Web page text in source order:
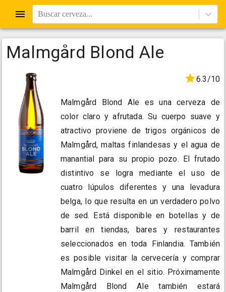
Buscar cerveza...
Malmgård Blond Ale
6.3/10
Malmgård Blond Ale es una cerveza de
color claro y afrutada. Su cuerpo suave y
atractivo proviene de trigos orgánicos de
Malmgård, maltas finlandesas y el agua de
manantial para su propio pozo. El frutado
distintivo se logra mediante el uso de
cuatro lúpulos diferentes y una levadura
belga, lo que resulta en un verdadero polvo
de sed. Está disponible en botellas y de
barril en tiendas, bares y restaurantes
seleccionados en toda Finlandia. También
es posible visitar la cervecería y comprar
Malmgård Dinkel en el sitio. Próximamente
Malmgård Blond Ale también estará